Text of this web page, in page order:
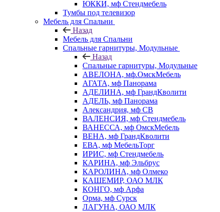
ЮККИ, мф Стендмебель
Тумбы под телевизор
Мебель для Спальни
Назад
Мебель для Спальни
Спальные гарнитуры, Модульные
Назад
Спальные гарнитуры, Модульные
АВЕЛОНА, мф.ОмскМебель
АГАТА, мф Панорама
АДЕЛИНА, мф ГрандКволити
АДЕЛЬ, мф Панорама
Александрия, мф СВ
ВАЛЕНСИЯ, мф Стендмебель
ВАНЕССА, мф ОмскМебель
ВЕНА, мф ГрандКволити
ЕВА, мф МебельТорг
ИРИС, мф Стендмебель
КАРИНА, мф Эльбрус
КАРОЛИНА, мф Олмеко
КАШЕМИР, ОАО МЛК
КОНГО, мф Арфа
Орма, мф Сурск
ЛАГУНА, ОАО МЛК